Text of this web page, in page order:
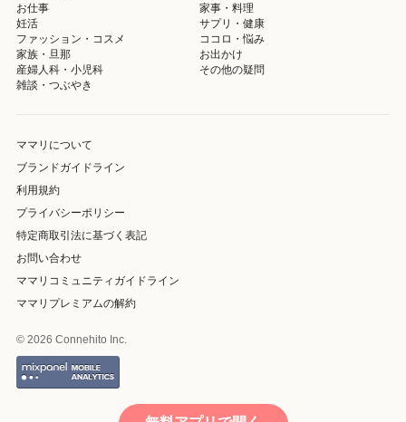
お仕事
家事・料理
妊活
サプリ・健康
ファッション・コスメ
ココロ・悩み
家族・旦那
お出かけ
産婦人科・小児科
その他の疑問
雑談・つぶやき
ママリについて
ブランドガイドライン
利用規約
プライバシーポリシー
特定商取引法に基づく表記
お問い合わせ
ママリコミュニティガイドライン
ママリプレミアムの解約
© 2026 Connehito Inc.